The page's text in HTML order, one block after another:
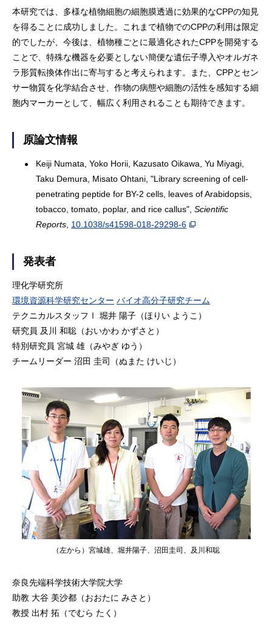
本研究では、多様な植物細胞の細胞膜透過に効果的なCPPの知見
を得ることに成功しました。これまで植物でのCPPの利用は限定
的でしたが、今後は、植物種ごとに最適化されたCPPを開発する
ことで、特殊な機器を必要としない簡便な遺伝子導入やオルガネ
ラ形質転換体作出に寄与すると考えられます。また、CPPとセン
サー物質を化学結合させ、作物の病態や細胞の活性を感知する細
胞内マーカーとして、幅広く利用されることも期待できます。
原論文情報
Keiji Numata, Yoko Horii, Kazusato Oikawa, Yu Miyagi,
Taku Demura, Misato Ohtani, "Library screening of cell-
penetrating peptide for BY-2 cells, leaves of Arabidopsis,
tobacco, tomato, poplar, and rice callus",Scientific
Reports, 10.1038/s41598-018-29298-6
発表者
理化学研究所
環境資源科学研究センター バイオ高分子研究チーム
テクニカルスタッフⅠ 堀井 陽子（ほりい ようこ）
研究員 及川 和聡（おいかわ かずさと）
特別研究員 宮城 雄（みやぎ ゆう）
チームリーダー 沼田 圭司（ぬまた けいじ）
（左から）宮城雄、堀井陽子、沼田圭司、及川和聡
奈良先端科学技術大学院大学
助教 大谷 美沙都（おおたに みさと）
教授 出村 拓（でむら たく）